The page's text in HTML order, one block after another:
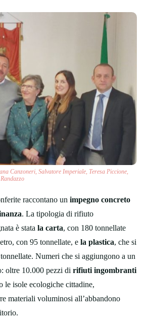
Canzoneri, Salvatore Imperiale, Teresa Piccione,
raccontano un impegno concreto
. La tipologia di rifiuto
è stata la carta, con 180 tonnellate
con 95 tonnellate, e la plastica, che si
Numeri che si aggiungono a un
oltre 10.000 pezzi di rifiuti ingombranti
le isole ecologiche cittadine,
materiali voluminosi all’abbandono